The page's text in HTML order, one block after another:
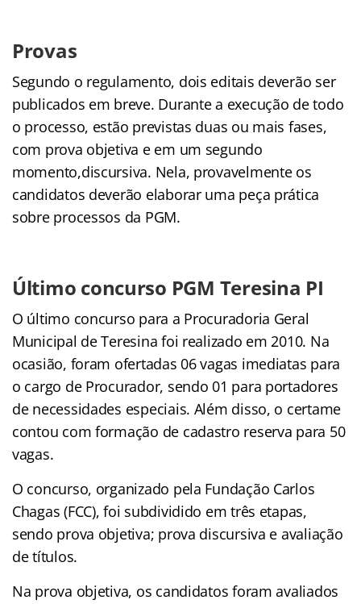
Provas
Segundo o regulamento, dois editais deverão ser
publicados em breve. Durante a execução de todo
o processo, estão previstas duas ou mais fases,
com prova objetiva e em um segundo
momento,discursiva. Nela, provavelmente os
candidatos deverão elaborar uma peça prática
sobre processos da PGM.
Último concurso PGM Teresina PI
O último concurso para a Procuradoria Geral
Municipal de Teresina foi realizado em 2010. Na
ocasião, foram ofertadas 06 vagas imediatas para
o cargo de Procurador, sendo 01 para portadores
de necessidades especiais. Além disso, o certame
contou com formação de cadastro reserva para 50
vagas.
O concurso, organizado pela Fundação Carlos
Chagas (FCC), foi subdividido em três etapas,
sendo prova objetiva; prova discursiva e avaliação
de títulos.
Na prova objetiva, os candidatos foram avaliados